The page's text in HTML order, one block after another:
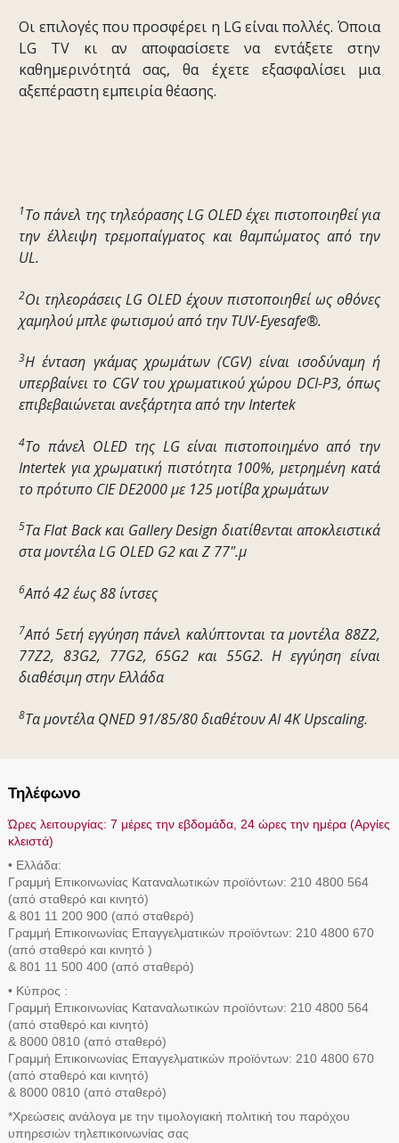
Οι επιλογές που προσφέρει η LG είναι πολλές. Όποια
LG TV κι αν αποφασίσετε να εντάξετε στην
καθημερινότητά σας, θα έχετε εξασφαλίσει μια
αξεπέραστη εμπειρία θέασης.
1Το πάνελ της τηλεόρασης LG OLED έχει πιστοποιηθεί για
την έλλειψη τρεμοπαίγματος και θαμπώματος από την
UL.
2Οι τηλεοράσεις LG OLED έχουν πιστοποιηθεί ως οθόνες
χαμηλού μπλε φωτισμού από την TUV-Eyesafe®.
3Η ένταση γκάμας χρωμάτων (CGV) είναι ισοδύναμη ή
υπερβαίνει το CGV του χρωματικού χώρου DCI-P3, όπως
επιβεβαιώνεται ανεξάρτητα από την Intertek
4Το πάνελ OLED της LG είναι πιστοποιημένο από την
Intertek για χρωματική πιστότητα 100%, μετρημένη κατά
το πρότυπο CIE DE2000 με 125 μοτίβα χρωμάτων
5Τα Flat Back και Gallery Design διατίθενται αποκλειστικά
στα μοντέλα LG OLED G2 και Z 77".μ
6Από 42 έως 88 ίντσες
7Από 5ετή εγγύηση πάνελ καλύπτονται τα μοντέλα 88Z2,
77Z2, 83G2, 77G2, 65G2 και 55G2. Η εγγύηση είναι
διαθέσιμη στην Ελλάδα
8Τα μοντέλα QNED 91/85/80 διαθέτουν AI 4K Upscaling.
Τηλέφωνο
Ώρες λειτουργίας: 7 μέρες την εβδομάδα, 24 ώρες την ημέρα (Αργίες
κλειστά)
• Ελλάδα:
Γραμμή Eπικοινωνίας Καταναλωτικών προϊόντων: 210 4800 564
(από σταθερό και κινητό)
& 801 11 200 900 (από σταθερό)
Γραμμή Eπικοινωνίας Επαγγελματικών προϊόντων: 210 4800 670
(από σταθερό και κινητό )
& 801 11 500 400 (από σταθερό)
• Κύπρος :
Γραμμή Eπικοινωνίας Καταναλωτικών προϊόντων: 210 4800 564
(από σταθερό και κινητό)
& 8000 0810 (από σταθερό)
Γραμμή Eπικοινωνίας Επαγγελματικών προϊόντων: 210 4800 670
(από σταθερό και κινητό)
& 8000 0810 (από σταθερό)
*Χρεώσεις ανάλογα με την τιμολογιακή πολιτική του παρόχου
υπηρεσιών τηλεπικοινωνίας σας